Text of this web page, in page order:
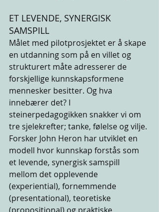
ET LEVENDE, SYNERGISK
SAMSPILL
Målet med pilotprosjektet er å skape
en utdanning som på en villet og
strukturert måte adresserer de
forskjellige kunnskapsformene
mennesker besitter. Og hva
innebærer det? I
steinerpedagogikken snakker vi om
tre sjelekrefter; tanke, følelse og vilje.
Forsker John Heron har utviklet en
modell hvor kunnskap forstås som
et levende, synergisk samspill
mellom det opplevende
(experiential), fornemmende
(presentational), teoretiske